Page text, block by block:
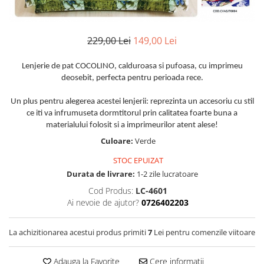
Cearceaf cu elastic
Bumbac Satinat Superior
Cearceaf cu elastic
Cearceaf normal
Bumbac Satinat 3D
Cearceaf cu elastic 4 piese
Cearceaf normal 4 piese
Cearceaf normal 6 piese
Cearceaf normal 4 piese
Cearceaf cu elastic 4 piese
Cearceaf normal 6 piese
Lenjerii De Pat Cocolino
Cearceaf normal 4 piese
Persoana
Cearceaf cu elastic 4 piese
Cearceaf normal 4 piese
Lenjerii Bumbac 100% - 1 Persoana
Huse De Pat Damasc
Huse De Pat Damasc - 160x200cm
Huse De Pat Jersey Reiat
Huse De Pat Catifea / Topper
Huse De Pat Catifea / Topper -
Huse De Pat Catifea / Topper -
Huse Din Frotir
Huse De Pat Cocolino
Huse De Pat Cocolino Tricotate
Huse De Pat Tricotate 140x200cm
229,00 Lei 149,00 Lei
Lenjerie de pat COCOLINO, calduroasa si pufoasa, cu imprimeu
deosebit, perfecta pentru perioada rece.
Un plus pentru alegerea acestei lenjerii: reprezinta un accesoriu cu stil
ce iti va infrumuseta dormtitorul prin calitatea foarte buna a
materialului folosit si a imprimeurilor atent alese!
Culoare: Verde
STOC EPUIZAT
Durata de livrare: 1-2 zile lucratoare
Cod Produs: LC-4601
Ai nevoie de ajutor? 0726402203
La achizitionarea acestui produs primiti7 Lei pentru comenzile viitoare
Adauga la Favorite Cere informatii